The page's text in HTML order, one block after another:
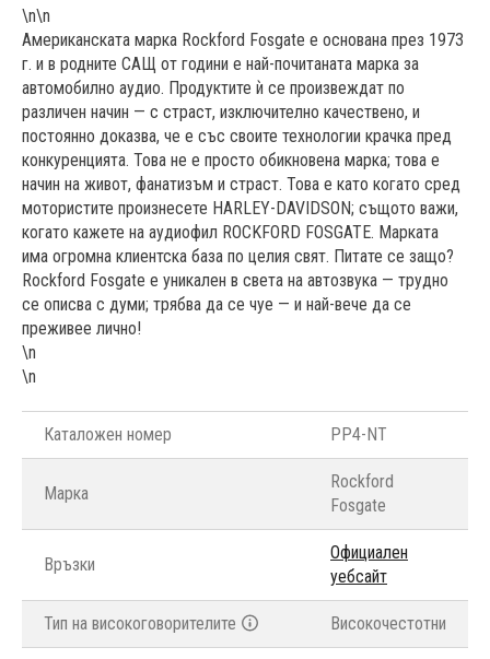
\n\n
Американската марка Rockford Fosgate е основана през 1973
г. и в родните САЩ от години е най-почитаната марка за
автомобилно аудио. Продуктите ѝ се произвеждат по
различен начин — с страст, изключително качествено, и
постоянно доказва, че е със своите технологии крачка пред
конкуренцията. Това не е просто обикновена марка; това е
начин на живот, фанатизъм и страст. Това е като когато сред
мотористите произнесете HARLEY-DAVIDSON; същото важи,
когато кажете на аудиофил ROCKFORD FOSGATE. Марката
има огромна клиентска база по целия свят. Питате се защо?
Rockford Fosgate е уникален в света на автозвука — трудно
се описва с думи; трябва да се чуе — и най-вече да се
преживее лично!
\n
\n
Каталожен номер PP4-NT
Марка
Rockford
Fosgate
Връзки
Официален
уебсайт
Тип на високоговорителите Високочестотни